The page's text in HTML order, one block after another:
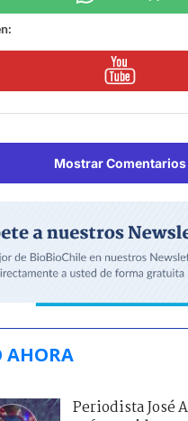
Mostrar Comentarios
AHORA
Periodista José